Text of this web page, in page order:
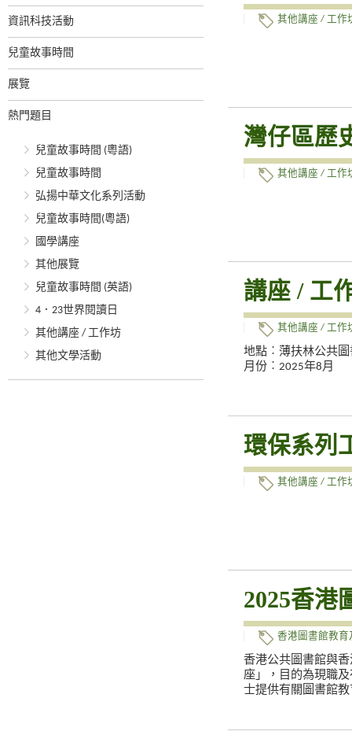
資訊科技活動
兒童故事時間
展覽
熱門題目
兒童故事時間 (粵語)
兒童故事時間
弘揚中華文化系列活動
兒童故事時間(粵語)
國學講座
其他展覽
兒童故事時間 (英語)
4．23世界閱讀日
其他講座 / 工作坊
其他文學活動
其他講座 / 工作
灣仔區歷
其他講座 / 工作
講座 / 工
其他講座 / 工作
地點︰薄扶林公共圖
月份︰2025年8月
環保系列
其他講座 / 工作
2025香港
香港圖書館教育
香港公共圖書館與
座」，目的為現職
士提供有關圖書館